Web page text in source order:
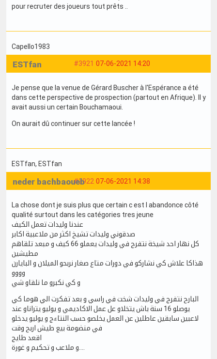
pour recruter des joueurs tout prêts ..
Capello1983
#3921 07-06-2021 14:20
ESTfan
Je pense que la venue de Gérard Buscher à l'Espérance a été
dans cette perspective de prospection (partout en Afrique). Il y
avait aussi un certain Bouchamaoui.
On aurait dû continuer sur cette lancée !
ESTfan, ESTfan
#3922 07-06-2021 14:38
neder bachbaoueb
La chose dont je suis plus que certain c est l abandonce côté
qualité surtout dans les catégories tres jeune
عندنا وليدات تعمل الكيف
صدقوني وليدات تشيخ اكثر من ملاعبية اكابر
كل نهار احد شيخة نتفرج في وليدات يعملو 66 كيف و مبعد تلقاهم
مطيشين
هذاكا علاش كي نشاركو في دورات متاع صغار نربحو الميلان و البايارن
وووو
و كي نكبرو ما نلقاو شي
البارح نتفرج في وليدات شخت في راسي و بعد تفكرت الي هوما كي
يوصلو 16 سنة باش يتخلاو عل عمل الاكاديمي و يوليو يتراناو عند
لاعبين سابقين عاطلين عن العمل يخلصو حسب النتاءج و يوليو يدخلو
في منضومة بيع طيش اربح وقت
اقعد طايج